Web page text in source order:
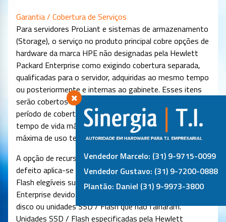
Garantia / Cobertura de Serviços
Para servidores ProLiant e sistemas de armazenamento
(Storage), o serviço no produto principal cobre opções de
hardware da marca HPE não designadas pela Hewlett
Packard Enterprise como exigindo cobertura separada,
qualificadas para o servidor, adquiridas ao mesmo tempo
ou posteriormente e internas ao gabinete. Esses itens
serão cobertos no mesmo nível de serviço e pelo mesmo
período de cobertura que o servidor, a menos que o
tempo de vida máximo suportado e/ou a limitação
máxima de uso tenham sido atingidos.
A opção de recurso de serviço de retenção de mídia com
defeito aplica-se apenas ao disco ou às unidades SSD /
Flash elegíveis substituídas pela Hewlett Packard
Enterprise devido a um mau funcionamento. Não aplica
disco ou unidades SSD / Flash que não falharam.
Unidades SSD / Flash especificadas pela Hewlett
Vendedor Marcelo: (31) 9-9715-0099
Vendedor Gustavo: (31) 9-7200-0888
Plantão: Daniel (31) 9-9973-3800